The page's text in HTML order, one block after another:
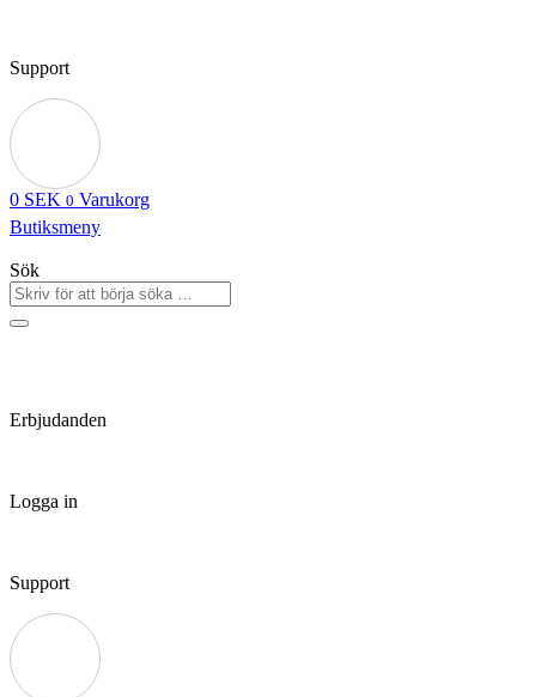
Support
0 SEK 0 Varukorg
Butiksmeny
Sök
Erbjudanden
Logga in
Support